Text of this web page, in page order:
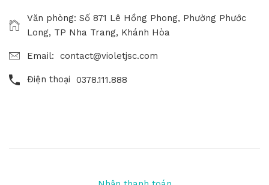
Văn phòng: Số 871 Lê Hồng Phong, Phường Phước
Long, TP Nha Trang, Khánh Hòa
Email: contact@violetjsc.com
Điện thoại 0378.111.888